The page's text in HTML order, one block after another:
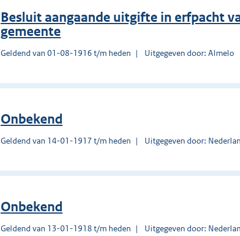
Besluit aangaande uitgifte in erfpacht
gemeente
Geldend van 01-08-1916 t/m heden Uitgegeven door: Almelo
Onbekend
Geldend van 14-01-1917 t/m heden Uitgegeven door:
Onbekend
Geldend van 13-01-1918 t/m heden Uitgegeven door: